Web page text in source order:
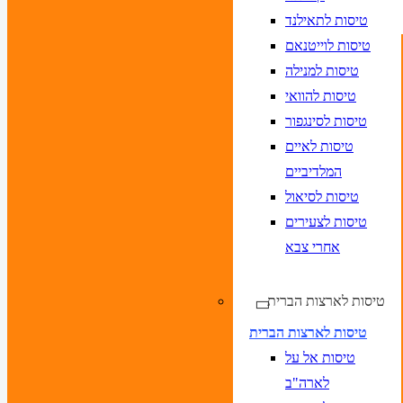
טיסות לתאילנד
טיסות לוייטנאם
טיסות למנילה
טיסות להוואי
טיסות לסינגפור
טיסות לאיים
המלדיביים
טיסות לסיאול
טיסות לצעירים
אחרי צבא
טיסות לארצות הברית
טיסות לארצות הברית
טיסות אל על
לארה"ב